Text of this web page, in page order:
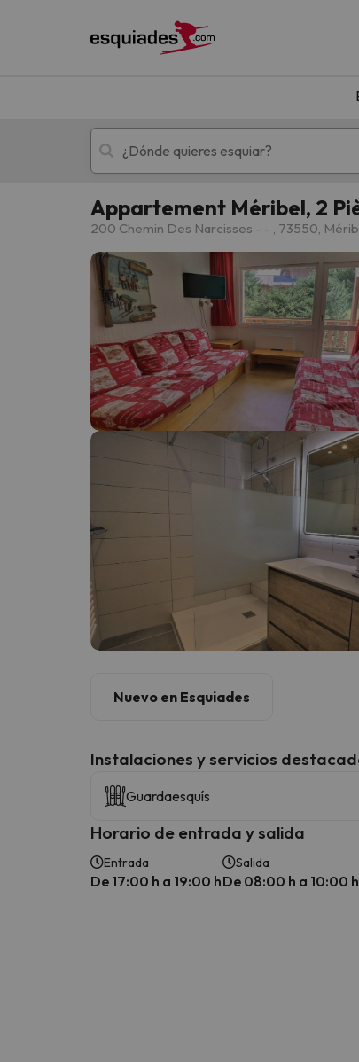
Esquí Escapadas
¡Vaya! No hemos encontrado ningún
¡Vaya! Parece que nuestro buscador
Appartement Méribel, 2
200 Chemin Des Narcisses - - , 73550,
Nuevo en Esquiades
Instalaciones y servicios
Guardaesquís
Horario de entrada y salida
Entrada
De 17:00 h a 19:00 h
Salida
De 08:00 h a 10:00 h